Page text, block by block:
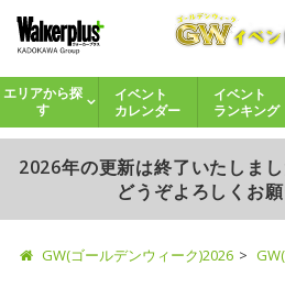
エリアから探
す
イベント
カレンダー
イベント
ランキング
2026年の更新は終了いたしま
どうぞよろしくお願
GW(ゴールデンウィーク)2026